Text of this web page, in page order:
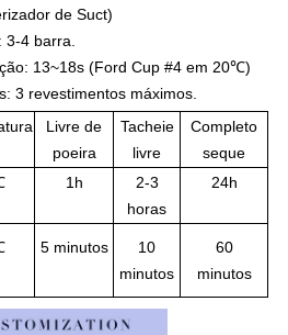
de Suct)
3-4 barra.
13~18s (Ford Cup #4 em 20℃)
3 revestimentos máximos.
Livre de
poeira
Tacheie
livre
Completo
seque
1h
2-3
horas
24h
5 minutos
10
minutos
60
minutos